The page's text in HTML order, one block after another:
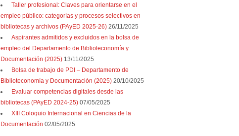
Taller profesional: Claves para orientarse en el
empleo público: categorías y procesos selectivos en
bibliotecas y archivos (PAyED 2025-26) 26/11/2025
Aspirantes admitidos y excluidos en la bolsa de
empleo del Departamento de Biblioteconomía y
Documentación (2025) 13/11/2025
Bolsa de trabajo de PDI – Departamento de
Biblioteconomía y Documentación (2025) 20/10/2025
Evaluar competencias digitales desde las
bibliotecas (PAyED 2024-25) 07/05/2025
XIII Coloquio Internacional en Ciencias de la
Documentación 02/05/2025